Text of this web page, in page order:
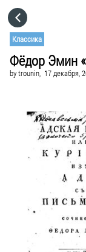
Классика
Фёдор Эмин
bytrounin, 17 декабря,